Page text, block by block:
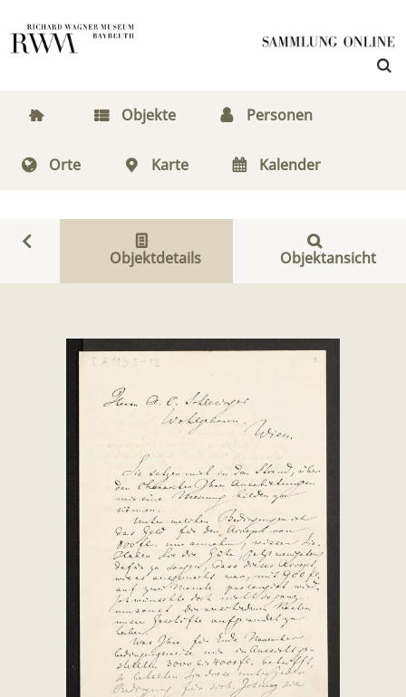
Objekte Personen
Orte Karte Kalender
Objektdetails Objektansicht